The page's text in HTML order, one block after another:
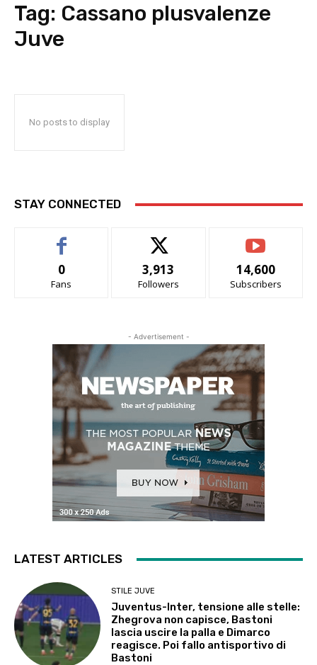
Tag: Cassano plusvalenze
Juve
No posts to display
STAY CONNECTED
0
Fans
3,913
Followers
14,600
Subscribers
- Advertisement -
LATEST ARTICLES
STILE JUVE
Juventus-Inter, tensione alle stelle:
Zhegrova non capisce, Bastoni
lascia uscire la palla e Dimarco
reagisce. Poi fallo antisportivo di
Bastoni